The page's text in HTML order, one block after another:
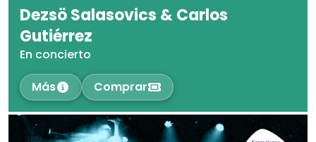
Dezsö Salasovics & Carlos
Gutiérrez
En concierto
Más
Comprar